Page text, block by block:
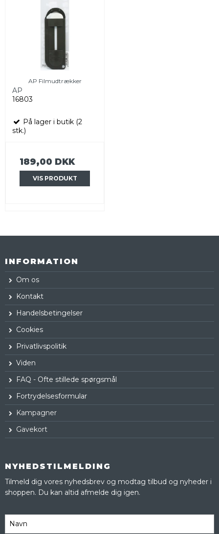
AP Filmudtrækker
AP
16803
På lager i butik (2
stk.)
189,00 DKK
VIS PRODUKT
INFORMATION
Om os
Kontakt
Handelsbetingelser
Cookies
Privatlivspolitik
Viden
FAQ - Ofte stillede spørgsmål
Fortrydelsesformular
Kampagner
Gavekort
NYHEDSTILMELDING
Tilmeld dig vores nyhedsbrev og modtag tilbud og nyheder i
shoppen. Du kan altid afmelde dig igen.